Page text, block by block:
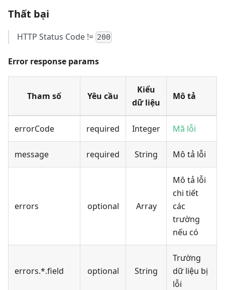
Thất bại
HTTP Status Code != 200
Error response params
Tham số Yêu cầu
Kiểu
dữ liệu
Mô tả
errorCode required Integer Mã lỗi
message required String Mô tả lỗi
errors optional Array
Mô tả lỗi
chi tiết
các
trường
nếu có
errors.*.field optional String
Trường
dữ liệu bị
lỗi